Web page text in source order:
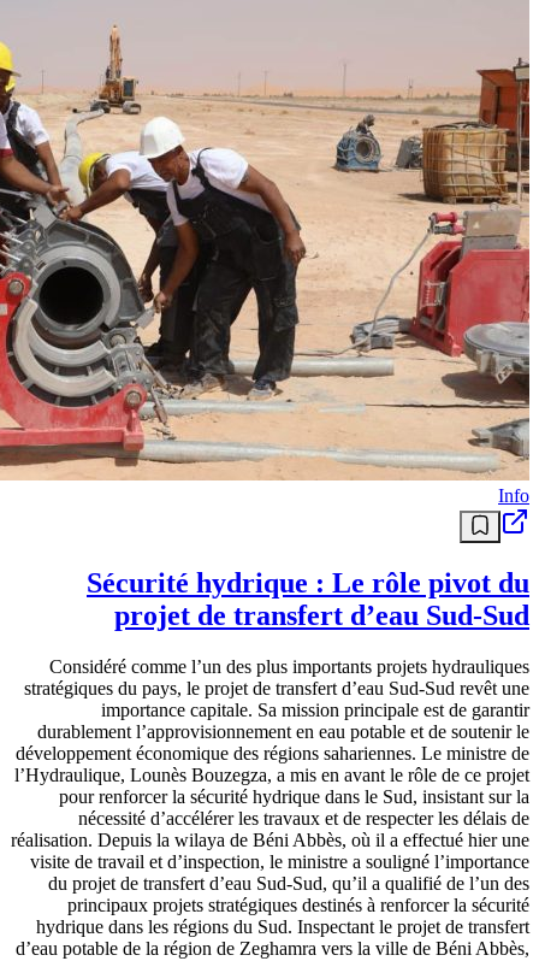
Info
Sécurité hydrique : Le rôle pivot du
projet de transfert d’eau Sud-Sud
Considéré comme l’un des plus importants projets hydrauliques
stratégiques du pays, le projet de transfert d’eau Sud-Sud revêt une
importance capitale. Sa mission principale est de garantir
durablement l’approvisionnement en eau potable et de soutenir le
développement économique des régions sahariennes. Le ministre de
l’Hydraulique, Lounès Bouzegza, a mis en avant le rôle de ce projet
pour renforcer la sécurité hydrique dans le Sud, insistant sur la
nécessité d’accélérer les travaux et de respecter les délais de
réalisation. Depuis la wilaya de Béni Abbès, où il a effectué hier une
visite de travail et d’inspection, le ministre a souligné l’importance
du projet de transfert d’eau Sud-Sud, qu’il a qualifié de l’un des
principaux projets stratégiques destinés à renforcer la sécurité
hydrique dans les régions du Sud. Inspectant le projet de transfert
d’eau potable de la région de Zeghamra vers la ville de Béni Abbès,